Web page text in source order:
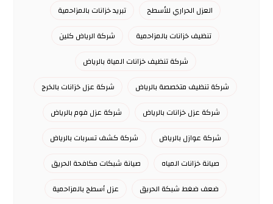
العزل الحراري للأسطح
تبريد خزانات بالمزاحمية
تنظيف خزانات بالمزاحمية
شركة الرياض كلين
شركة تنظيف خزانات المياة بالرياض
شركة تنظيف متخصصة بالرياض
شركة عزل خزانات بالخرج
شركة عزل خزانات بالرياض
شركة عزل فوم بالرياض
شركة عوازل بالرياض
شركة كشف تسربات بالرياض
صيانة خزانات المياه
صيانة شبكات مكافحة الحريق
ضعف ضغط شبكة الحريق
عزل أسطح بالمزاحمية